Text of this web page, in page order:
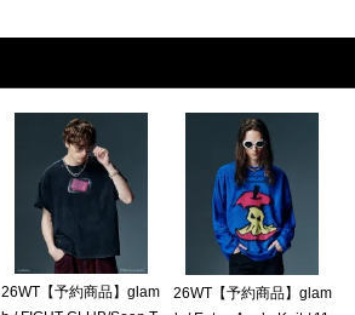
26WT【予約商品】glam
26WT【予約商品】glam